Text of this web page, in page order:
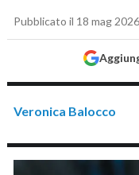
Pubblicato il 18 mag 2026
Veronica Balocco